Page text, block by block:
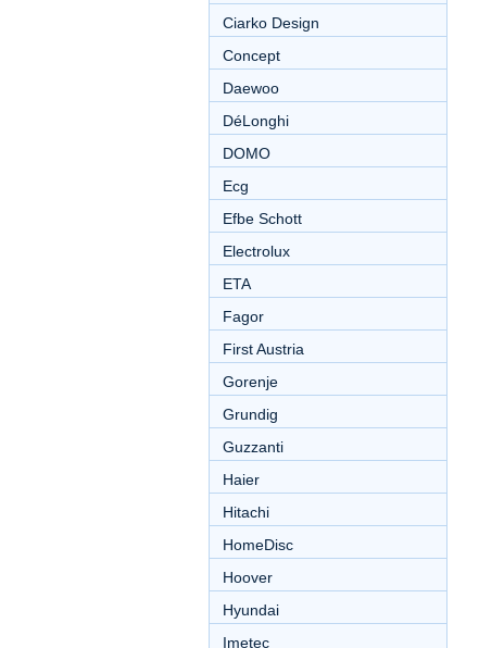
Ciarko Design
Concept
Daewoo
DéLonghi
DOMO
Ecg
Efbe Schott
Electrolux
ETA
Fagor
First Austria
Gorenje
Grundig
Guzzanti
Haier
Hitachi
HomeDisc
Hoover
Hyundai
Imetec